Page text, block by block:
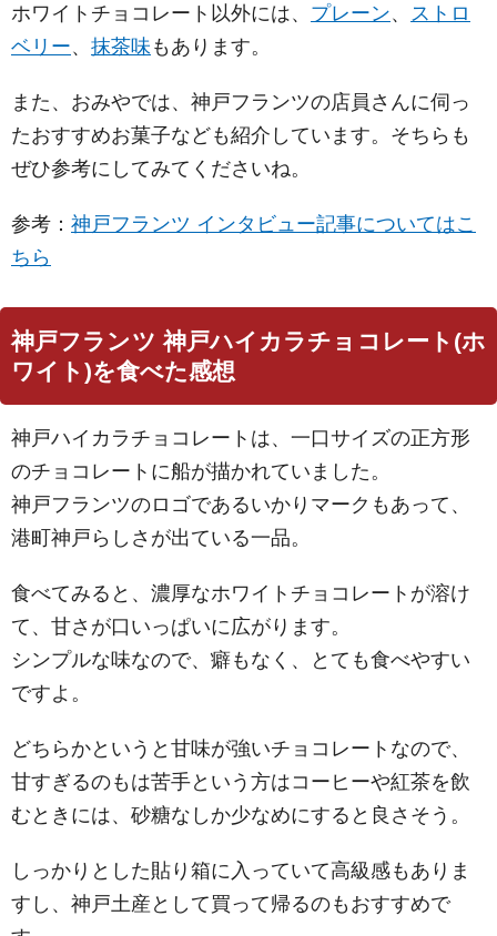
ホワイトチョコレート以外には、 プレーン、
ストロ
ベリー、 抹茶味 もあります。
また、おみやでは、神戸フランツの店員さんに伺っ
たおすすめお菓子なども紹介しています。そちらも
ぜひ参考にしてみてくださいね。
参考： 神戸フランツ インタビュー記事についてはこ
ちら
神戸フランツ 神戸ハイカラチョコレート(ホ
ワイト)を食べた感想
神戸ハイカラチョコレートは、一口サイズの正方形
のチョコレートに船が描かれていました。
神戸フランツのロゴであるいかりマークもあって、
港町神戸らしさが出ている一品。
食べてみると、濃厚なホワイトチョコレートが溶け
て、甘さが口いっぱいに広がります。
シンプルな味なので、癖もなく、とても食べやすい
ですよ。
どちらかというと甘味が強いチョコレートなので、
甘すぎるのもは苦手という方はコーヒーや紅茶を飲
むときには、砂糖なしか少なめにすると良さそう。
しっかりとした貼り箱に入っていて高級感もありま
すし、神戸土産として買って帰るのもおすすめで